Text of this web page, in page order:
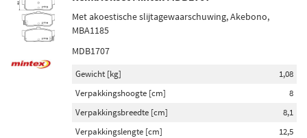
Met akoestische slijtagewaarschuwing, Akebono,
MBA1185
MDB1707
Gewicht [kg]
1,08
Verpakkingshoogte [cm]
8
Verpakkingsbreedte [cm]
8,1
Verpakkingslengte [cm]
12,5